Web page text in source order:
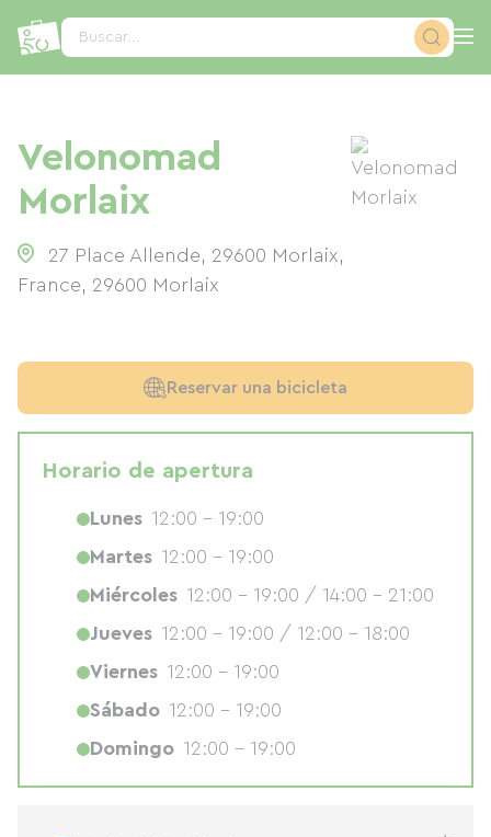
Buscar...
Velonomad
Morlaix
27 Place Allende, 29600 Morlaix,
France, 29600 Morlaix
Reservar una bicicleta
Horario de apertura
Lunes 12:00 - 19:00
Martes 12:00 - 19:00
Miércoles 12:00 - 19:00 / 14:00 - 21:00
Jueves 12:00 - 19:00 / 12:00 - 18:00
Viernes 12:00 - 19:00
Sábado 12:00 - 19:00
Domingo 12:00 - 19:00
Panel de gestión de cookies